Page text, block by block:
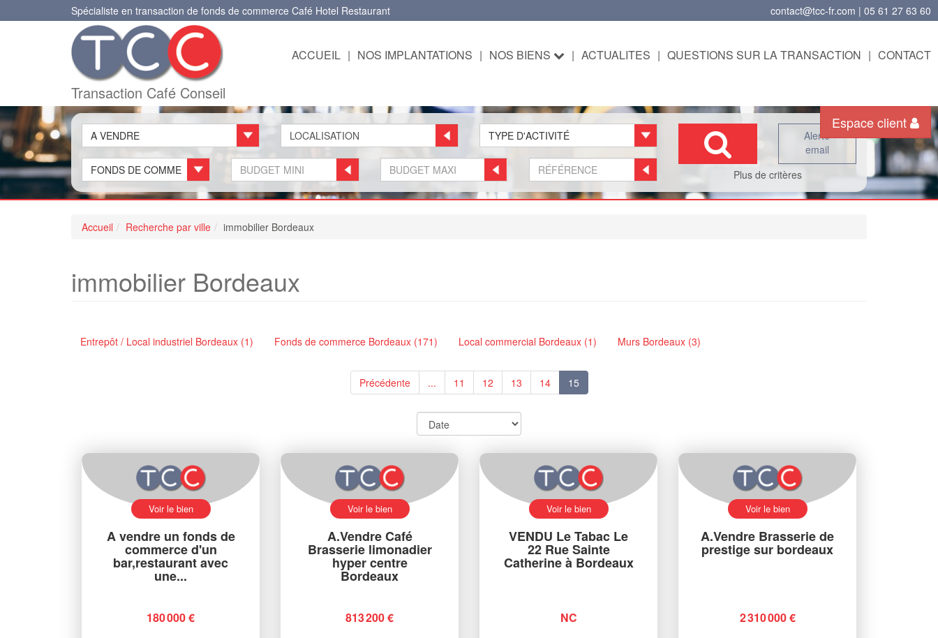
contact@tcc-fr.com | 05 61 27 63 60
Spécialiste en transaction de fonds de commerce Café Hotel Restaurant
Transaction Café Conseil
ACCUEIL | NOS IMPLANTATIONS | NOS BIENS | ACTUALITES | QUESTIONS SUR LA TRANSACTION | CONTACT
Espace client
A VENDRE TYPE D'ACTIVITÉ
FONDS DE COMMERCE
Alerte
email
Plus de critères
Accueil Recherche par ville immobilier Bordeaux
immobilier Bordeaux
Entrepôt / Local industriel Bordeaux (1) Fonds de commerce Bordeaux (171) Local commercial Bordeaux (1) Murs Bordeaux (3)
Précédente ... 11 12 13 14 15
Voir le bien
A vendre un fonds de
commerce d'un
bar,restaurant avec
une...
180 000 €
Voir le bien
A.Vendre Café
Brasserie limonadier
hyper centre
Bordeaux
813 200 €
Voir le bien
VENDU Le Tabac Le
22 Rue Sainte
Catherine à Bordeaux
NC
Voir le bien
A.Vendre Brasserie de
prestige sur bordeaux
2 310 000 €